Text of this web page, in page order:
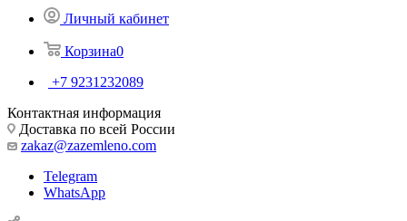
Личный кабинет
Корзина0
+7 9231232089
Контактная информация
Доставка по всей России
zakaz@zazemleno.com
Telegram
WhatsApp